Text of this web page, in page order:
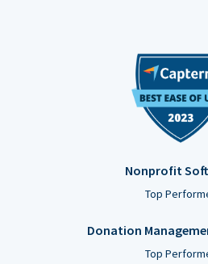
Nonprofit
Top
Donation
Top